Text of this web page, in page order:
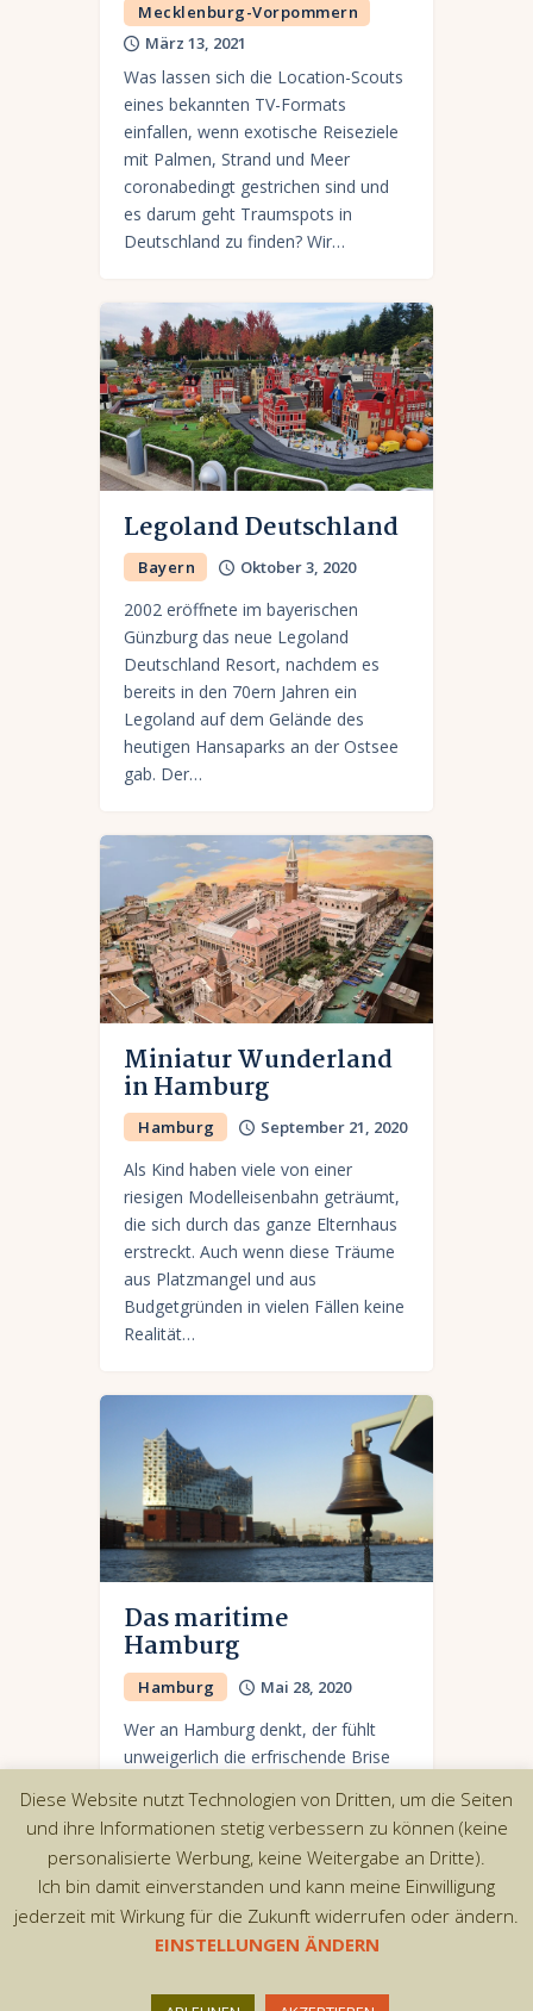
Mecklenburg-Vorpommern
März 13, 2021
Was lassen sich die Location-Scouts
eines bekannten TV-Formats
einfallen, wenn exotische Reiseziele
mit Palmen, Strand und Meer
coronabedingt gestrichen sind und
es darum geht Traumspots in
Deutschland zu finden? Wir…
Legoland Deutschland
Bayern Oktober 3, 2020
2002 eröffnete im bayerischen
Günzburg das neue Legoland
Deutschland Resort, nachdem es
bereits in den 70ern Jahren ein
Legoland auf dem Gelände des
heutigen Hansaparks an der Ostsee
gab. Der…
Miniatur Wunderland
in Hamburg
Hamburg September 21, 2020
Als Kind haben viele von einer
riesigen Modelleisenbahn geträumt,
die sich durch das ganze Elternhaus
erstreckt. Auch wenn diese Träume
aus Platzmangel und aus
Budgetgründen in vielen Fällen keine
Realität…
Das maritime
Hamburg
Hamburg Mai 28, 2020
Wer an Hamburg denkt, der fühlt
unweigerlich die erfrischende Brise
Wasser vor Augen. Obwohl Hamburg
streng genommen nicht wirklich am
Meer, sondern an…
Copyright © 2026 by AxiomThemes. All rights
Diese Website nutzt Technologien von Dritten, um die Seiten
und ihre Informationen stetig verbessern zu können (keine
personalisierte Werbung, keine Weitergabe an Dritte).
Ich bin damit einverstanden und kann meine Einwilligung
jederzeit mit Wirkung für die Zukunft widerrufen oder ändern.
EINSTELLUNGEN ÄNDERN